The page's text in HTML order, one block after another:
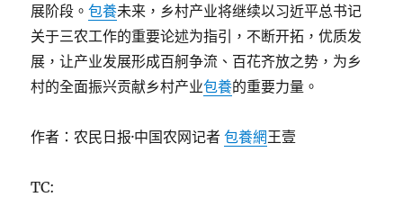
展阶段。包養未来，乡村产业将继续以习近平总书记
关于三农工作的重要论述为指引，不断开拓，优质发
展，让产业发展形成百舸争流、百花齐放之势，为乡
村的全面振兴贡献乡村产业包養的重要力量。
作者：农民日报·中国农网记者包養網王壹
TC: